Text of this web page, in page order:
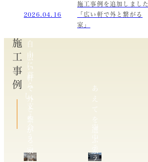
2026.04.16
施工事例を追加しました
「広い軒で外と繋がる
家」
施工事例
広
い
軒
で
外
と
繋
が
る
あ
え
て
を
選
自
由
に
暮
ら
し、
支
え
合
う
世
空
ラ